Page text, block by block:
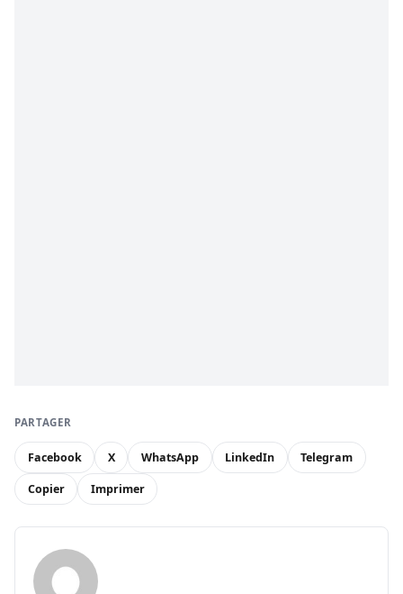
PARTAGER
Facebook X WhatsApp LinkedIn Telegram
Copier Imprimer